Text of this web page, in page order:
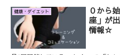
健康・ダイエット
０から
座」が
情報☆